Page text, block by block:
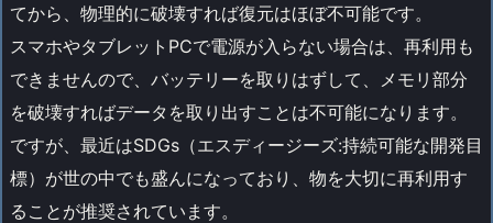
てから、物理的に破壊すれば復元はほぼ不可能です。
スマホやタブレットPCで電源が入らない場合は、再利用も
できませんので、バッテリーを取りはずして、メモリ部分
を破壊すればデータを取り出すことは不可能になります。
ですが、最近はSDGs（エスディージーズ:持続可能な開発目
標）が世の中でも盛んになっており、物を大切に再利用す
ることが推奨されています。